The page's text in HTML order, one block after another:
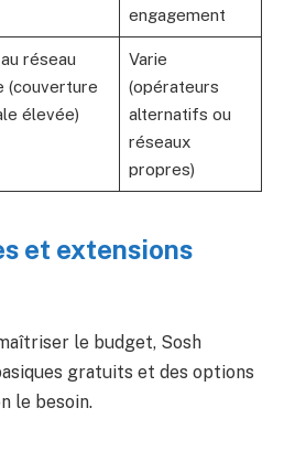
engagement
réseau
(couverture
élevée)
Varie
(opérateurs
alternatifs ou
réseaux
propres)
et extensions
le budget, Sosh
gratuits et des options
le besoin.